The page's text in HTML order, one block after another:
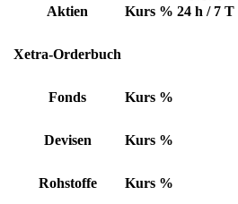
Aktien Kurs % 24 h / 7 T
Xetra-Orderbuch
Fonds Kurs %
Devisen Kurs %
Rohstoffe Kurs %